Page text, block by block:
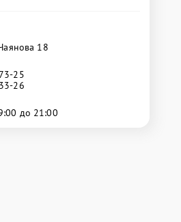
18
25
26
до 21:00